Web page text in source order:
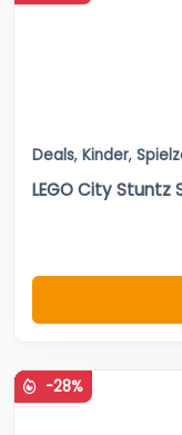
Deals, Kinder,
LEGO City
-28%